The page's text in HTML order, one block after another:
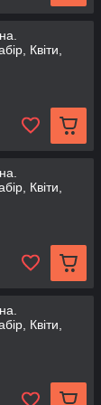
Квіти,
Квіти,
Квіти,